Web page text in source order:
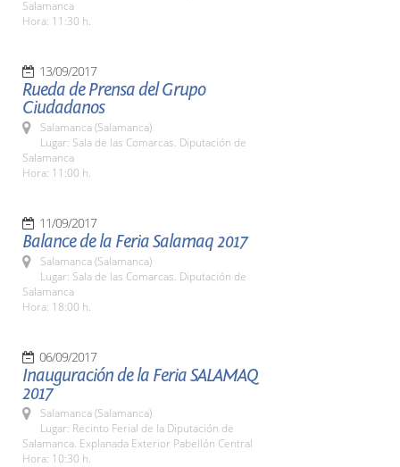
Salamanca
Hora: 11:30 h.
13/09/2017
Rueda de Prensa del Grupo
Ciudadanos
Salamanca (Salamanca)
Lugar: Sala de las Comarcas. Diputación de
Salamanca
Hora: 11:00 h.
11/09/2017
Balance de la Feria Salamaq 2017
Salamanca (Salamanca)
Lugar: Sala de las Comarcas. Diputación de
Salamanca
Hora: 18:00 h.
06/09/2017
Inauguración de la Feria SALAMAQ
2017
Salamanca (Salamanca)
Lugar: Recinto Ferial de la Diputación de
Salamanca. Explanada Exterior Pabellón Central
Hora: 10:30 h.